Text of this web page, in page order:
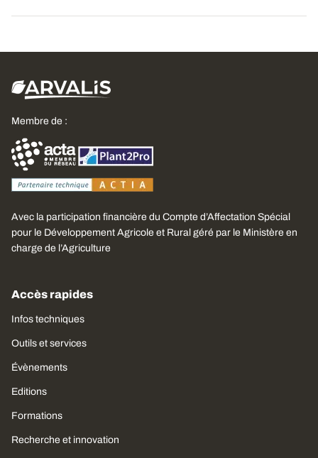
Membre de :
Avec la participation financière du Compte d’Affectation Spécial
pour le Développement Agricole et Rural géré par le Ministère en
charge de l’Agriculture
Accès rapides
Infos techniques
Outils et services
Évènements
Editions
Formations
Recherche et innovation